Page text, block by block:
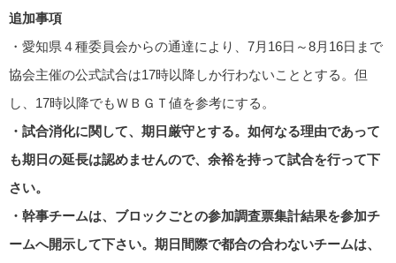
追加事項
・愛知県４種委員会からの通達により、7月16日～8月16日まで
協会主催の公式試合は17時以降しか行わないこととする。但
し、17時以降でもＷＢＧＴ値を参考にする。
・試合消化に関して、期日厳守とする。如何なる理由であって
も期日の延長は認めませんので、余裕を持って試合を行って下
さい。
・幹事チームは、ブロックごとの参加調査票集計結果を参加チ
ームへ開示して下さい。期日間際で都合の合わないチームは、